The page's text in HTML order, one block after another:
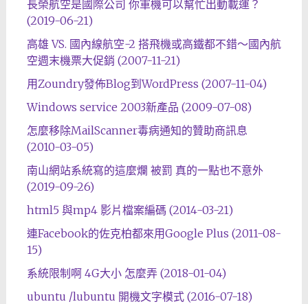
長榮航空是國際公司 你軍機可以幫忙出動載運？
(2019-06-21)
高雄 VS. 國內線航空-2 搭飛機或高鐵都不錯～國內航
空週末機票大促銷 (2007-11-21)
用Zoundry發佈Blog到WordPress (2007-11-04)
Windows service 2003新產品 (2009-07-08)
怎麼移除MailScanner毒病通知的贊助商訊息
(2010-03-05)
南山網站系統寫的這麼爛 被罰 真的一點也不意外
(2019-09-26)
html5 與mp4 影片檔案編碼 (2014-03-21)
連Facebook的佐克柏都來用Google Plus (2011-08-
15)
系統限制啊 4G大小 怎麼弄 (2018-01-04)
ubuntu /lubuntu 開機文字模式 (2016-07-18)